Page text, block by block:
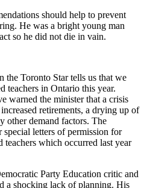
should help to prevent
He was a bright young man
so he did not die in vain.
the Toronto Star tells us that we
teachers in Ontario this year.
warned the minister that a crisis
retirements, a drying up of
other demand factors. The
letters of permission for
which occurred last year
Party Education critic and
a shocking lack of planning. His